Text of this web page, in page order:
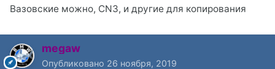
Вазовские можно, CN3, и другие для копирования
megaw
Опубликовано 26 ноября, 2019